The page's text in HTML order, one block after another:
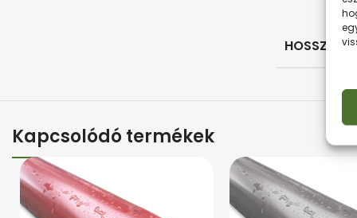
Kapcsolódó termékek